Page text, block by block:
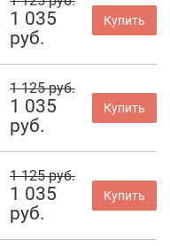
1 035
руб.
Купить
1 125 руб.
1 035
руб.
Купить
1 125 руб.
1 035
руб.
Купить